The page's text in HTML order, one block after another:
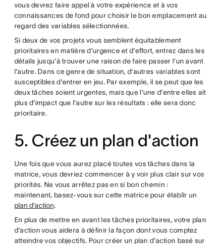
vous devrez faire appel à votre expérience et à vos
connaissances de fond pour choisir le bon emplacement au
regard des variables sélectionnées.
Si deux de vos projets vous semblent équitablement
prioritaires en matière d'urgence et d'effort, entrez dans les
détails jusqu'à trouver une raison de faire passer l'un avant
l'autre. Dans ce genre de situation, d'autres variables sont
susceptibles d'entrer en jeu. Par exemple, il se peut que les
deux tâches soient urgentes, mais que l'une d'entre elles ait
plus d'impact que l'autre sur les résultats : elle sera donc
prioritaire.
5. Créez un plan d'action
Une fois que vous aurez placé toutes vos tâches dans la
matrice, vous devriez commencer à y voir plus clair sur vos
priorités. Ne vous arrêtez pas en si bon chemin :
maintenant, basez-vous sur cette matrice pour établir un
plan d'action.
En plus de mettre en avant les tâches prioritaires, votre plan
d'action vous aidera à définir la façon dont vous comptez
atteindre vos objectifs. Pour créer un plan d'action basé sur